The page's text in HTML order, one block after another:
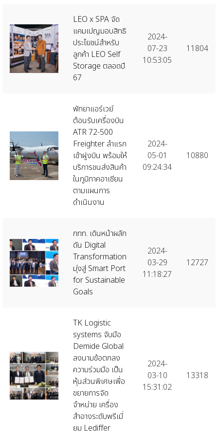
LEO x SPA จัด
แคมเปญมอบสิทธิ
ประโยชน์สำหรับ
ลูกค้า LEO Self
Storage ตลอดปี
67
2024-
07-23
10:53:05
11804
พัทยาแอร์เวย์
ต้อนรับเครื่องบิน
ATR 72-500
Freighter ลำแรก
เข้าฝูงบิน พร้อมให้
บริการขนส่งสินค้า
ในภูมิภาคอาเซียน
ตามแผนการ
ดำเนินงาน
2024-
05-01
09:24:34
10880
กทท. เดินหน้าผลัก
ดัน Digital
Transformation
มุ่งสู่ Smart Port
for Sustainable
Goals
2024-
03-29
11:18:27
12727
TK Logistic
systems จับมือ
Demide Global
ลงนามข้อตกลง
ความร่วมมือ เป็น
หุ้นส่วนพิเศษเพื่อ
ขยายการจัด
จำหน่าย เครื่อง
สำอางระดับพรีเมี่
ยม Lediffer
2024-
03-10
15:31:02
13318